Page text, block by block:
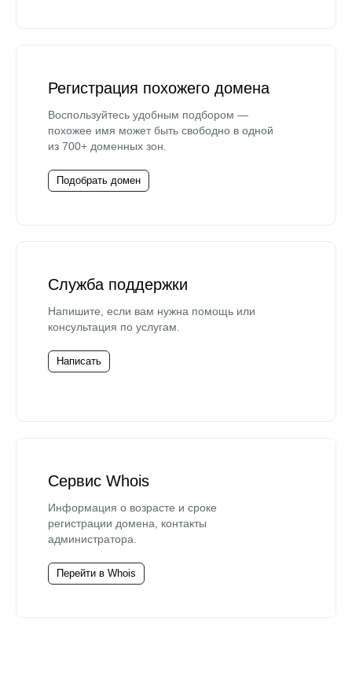
Регистрация похожего домена
Воспользуйтесь удобным подбором —
похожее имя может быть свободно в одной
из 700+ доменных зон.
Подобрать домен
Служба поддержки
Напишите, если вам нужна помощь или
консультация по услугам.
Написать
Сервис Whois
Информация о возрасте и сроке
регистрации домена, контакты
администратора.
Перейти в Whois